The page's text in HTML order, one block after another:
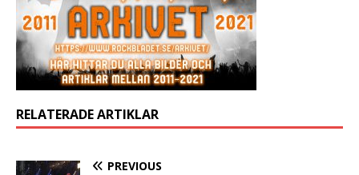
RELATERADE ARTIKLAR
PREVIOUS